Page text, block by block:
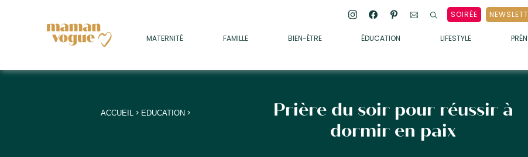
SOIRÉE
MATERNITÉ FAMILLE BIEN-ÊTRE ÉDUCATION LIFESTYLE
• SOMMEIL
• MÉDECINE DOUCE
+
+
ACCUEIL > EDUCATION >
Prière du soir pour réussir à
dormir en paix